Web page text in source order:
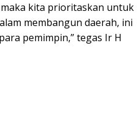
maka kita prioritaskan untuk
membangun daerah, ini
pemimpin,” tegas Ir H